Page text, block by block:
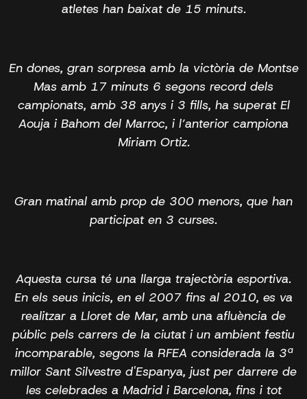
atletes han baixat de 15 minuts.
En dones, gran sorpresa amb la victòria de Montse
Mas amb 17 minuts 6 segons record dels
campionats, amb 38 anys i 3 fills, ha superat El
Aouja i Bahom del Marroc, i l’anterior campiona
Miriam Ortiz.
Gran matinal amb prop de 300 menors, que han
participat en 3 curses.
Aquesta cursa té una llarga trajectòria esportiva.
En els seus inicis, en el 2007 fins al 2010, es va
realitzar a Lloret de Mar, amb una afluència de
públic pels carrers de la ciutat i un ambient festiu
incomparable, segons la RFEA considerada la 3ª
millor Sant Silvestre d'Espanya, just per darrere de
les celebrades a Madrid i Barcelona, fins i tot